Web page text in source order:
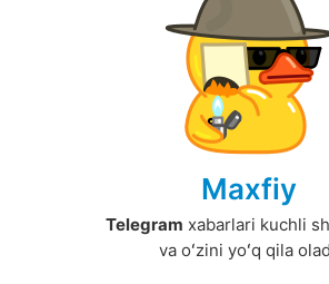
Maxfiy
Telegram xabarlari kuchli
va oʻzini yoʻq qila